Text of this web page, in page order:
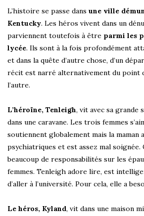
L’histoire se passe dans une ville
Kentucky. Les héros vivent dans un
parviennent toutefois à être parmi les
lycée. Ils sont à la fois profondément
et dans la quête d’autre chose, d’un
récit est narré alternativement du point
l’autre.
L’héroïne, Tenleigh, vit avec sa
dans une caravane. Les trois femmes
soutiennent globalement mais la maman
psychiatriques et est assez mal soignée.
beaucoup de responsabilités sur les
femmes. Tenleigh adore lire, est
d’aller à l’université. Pour cela, elle a
Le héros, Kyland, vit dans une maison